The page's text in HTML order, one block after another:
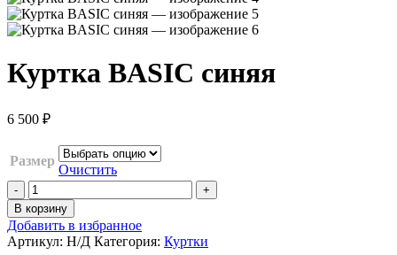
Куртка BASIC синяя
6 500 ₽
Размер
Очистить
В корзину
Добавить в избранное
Артикул: Н/Д Категория: Куртки